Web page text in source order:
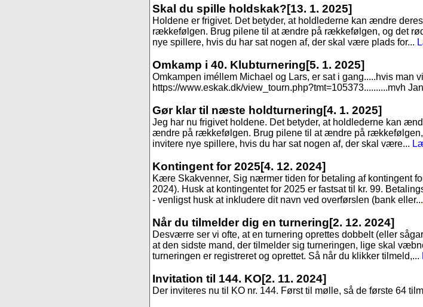
Skal du spille holdskak?[13. 1. 2025]
Holdene er frigivet. Det betyder, at holdlederne kan ændre
rækkefølgen. Brug pilene til at ændre på rækkefølgen, og det
nye spillere, hvis du har sat nogen af, der skal være plads for...
Omkamp i 40. Klubturnering[5. 1. 2025]
Omkampen iméllem Michael og Lars, er sat i gang.....hvis man
https://www.eskak.dk/view_tourn.php?tmt=105373..........mvh
Gør klar til næste holdturnering[4. 1. 2025]
Jeg har nu frigivet holdene. Det betyder, at holdlederne kan
ændre på rækkefølgen. Brug pilene til at ændre på
invitere nye spillere, hvis du har sat nogen af, der skal være...
Kontingent for 2025[4. 12. 2024]
Kære Skakvenner, Sig nærmer tiden for betaling af kontingent
2024). Husk at kontingentet for 2025 er fastsat til kr. 99.
- venligst husk at inkludere dit navn ved overførslen (bank eller...
Når du tilmelder dig en turnering[2. 12. 2024]
Desværre ser vi ofte, at en turnering oprettes dobbelt (eller
at den sidste mand, der tilmelder sig turneringen, lige skal
turneringen er registreret og oprettet. Så når du klikker tilmeld,...
Invitation til 144. KO[2. 11. 2024]
Der inviteres nu til KO nr. 144. Først til mølle, så de første 64